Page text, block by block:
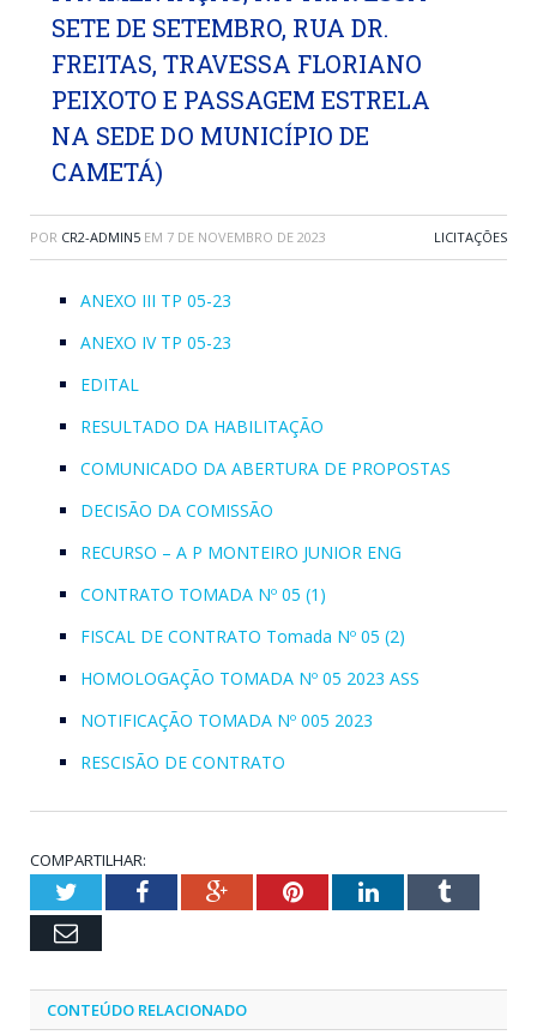
SETE DE SETEMBRO, RUA DR.
FREITAS, TRAVESSA FLORIANO
PEIXOTO E PASSAGEM ESTRELA
NA SEDE DO MUNICÍPIO DE
CAMETÁ)
POR CR2-ADMIN5 EM 7 DE NOVEMBRO DE 2023 LICITAÇÕES
ANEXO III TP 05-23
ANEXO IV TP 05-23
EDITAL
RESULTADO DA HABILITAÇÃO
COMUNICADO DA ABERTURA DE PROPOSTAS
DECISÃO DA COMISSÃO
RECURSO – A P MONTEIRO JUNIOR ENG
CONTRATO TOMADA Nº 05 (1)
FISCAL DE CONTRATO Tomada Nº 05 (2)
HOMOLOGAÇÃO TOMADA Nº 05 2023 ASS
NOTIFICAÇÃO TOMADA Nº 005 2023
RESCISÃO DE CONTRATO
COMPARTILHAR:
TwitterFacebookGoogle+PinterestLinkedInTumblr
Email
CONTEÚDO RELACIONADO